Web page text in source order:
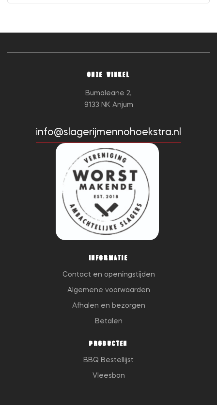
ONZE WINKEL
Bumaleane 2,
9133 NK Anjum
info@slagerijmennohoekstra.nl
INFORMATIE
Contact en openingstijden
Algemene voorwaarden
Afhalen en bezorgen
Betalen
PRODUCTEN
BBQ Bestellijst
Vleesbon